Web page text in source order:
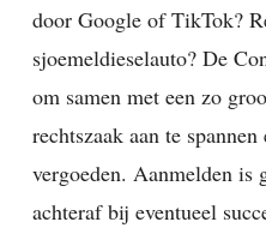
door Google of TikTok?
sjoemeldieselauto? De
om samen met een zo
rechtszaak aan te
vergoeden. Aanmelden is
achteraf bij eventueel